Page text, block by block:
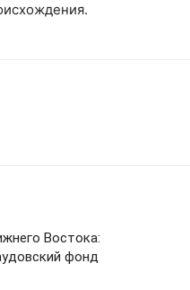
Востока:
фонд